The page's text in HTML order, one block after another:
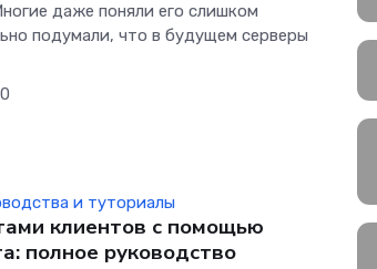
даже поняли его слишком
подумали, что в будущем серверы
и туториалы
клиентов с помощью
полное руководство